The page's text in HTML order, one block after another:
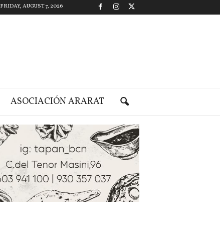
FRIDAY, AUGUST 7, 2026
ASOCIACIÓN ARARAT